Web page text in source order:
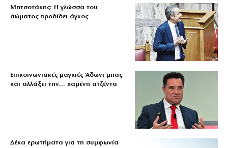
Μητσοτάκης: Η γλώσσα του
σώματος προδίδει άγχος
Επικοινωνιακές μαγκιές Άδωνι μπας
και αλλάξει την… καμένη ατζέντα
Δέκα ερωτήματα για τη συμφωνία